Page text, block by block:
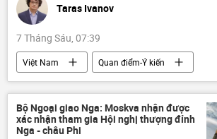
Taras Ivanov
7 Tháng Sáu, 07:39
Việt Nam
Quan điểm-Ý kiến
quốc phòng
Bộ Quốc phòng Việt Nam
quan hệ quốc tế
nhân sự
công nghệ
Khoa học và công nghệ
Bộ Ngoại giao Nga: Moskva nhận được
xác nhận tham gia Hội nghị thượng đỉnh
Nga - châu Phi